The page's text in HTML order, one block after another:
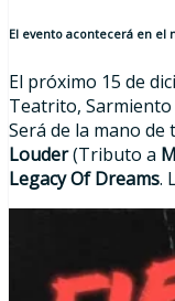
El evento acontecerá en el
El próximo 15 de
Teatrito, Sarmiento
Será de la mano de
Louder(Tributo a
Legacy Of Dreams.